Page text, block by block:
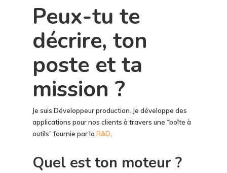
Peux-tu te
décrire, ton
poste et ta
mission ?
Je suis Développeur production. Je développe des
applications pour nos clients à travers une “boîte à
outils” fournie par la R&D
Quel est ton moteur ?